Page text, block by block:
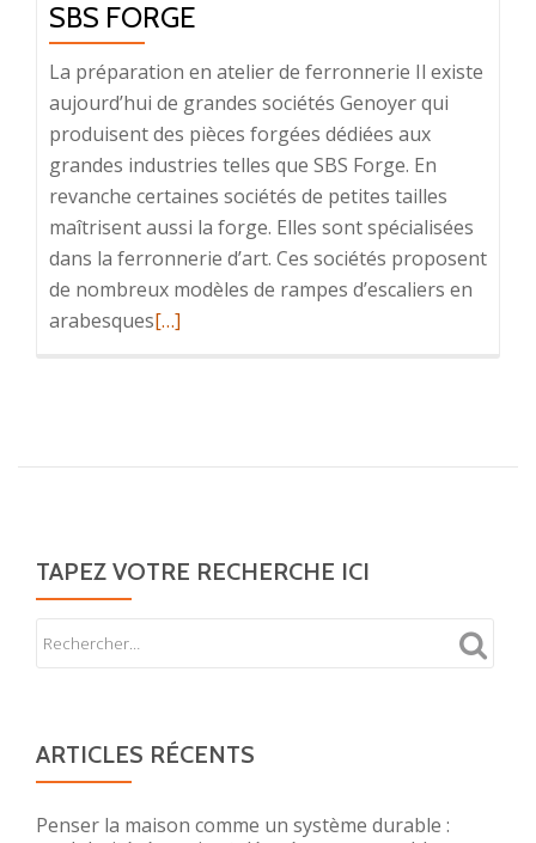
SBS FORGE
La préparation en atelier de ferronnerie Il existe
aujourd’hui de grandes sociétés Genoyer qui
produisent des pièces forgées dédiées aux
grandes industries telles que SBS Forge. En
revanche certaines sociétés de petites tailles
maîtrisent aussi la forge. Elles sont spécialisées
dans la ferronnerie d’art. Ces sociétés proposent
de nombreux modèles de rampes d’escaliers en
arabesquesEn
d’art
Forge
[…]
TAPEZ VOTRE RECHERCHE ICI
ARTICLES RÉCENTS
Penser la maison comme un système durable :